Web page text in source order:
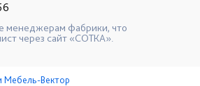
менеджерам фабрики, что
через сайт «СОТКА».
Мебель-Вектор